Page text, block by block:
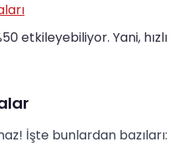
etkileyebiliyor. Yani, hızlı
İşte bunlardan bazıları: